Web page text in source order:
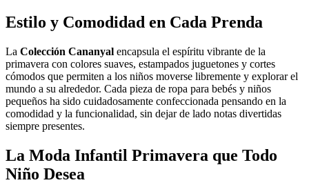
Estilo y Comodidad en Cada Prenda
La Colección Cananyal encapsula el espíritu vibrante de la
primavera con colores suaves, estampados juguetones y cortes
cómodos que permiten a los niños moverse libremente y explorar el
mundo a su alrededor. Cada pieza de ropa para bebés y niños
pequeños ha sido cuidadosamente confeccionada pensando en la
comodidad y la funcionalidad, sin dejar de lado notas divertidas
siempre presentes.
La Moda Infantil Primavera que Todo
Niño Desea